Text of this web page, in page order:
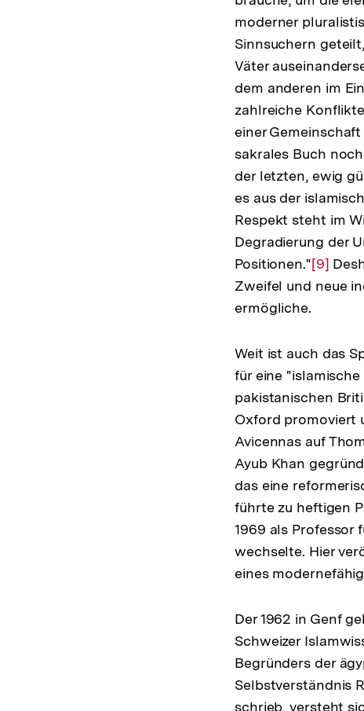
moderner
Sinnsuchern
Väter
dem anderen im
zahlreiche
einer
sakrales Buch
der letzten, ewig
es aus der
Respekt steht im
Degradierung der
Positionen."Zur
[9]
Zweifel und neue
ermögliche.
Weit ist auch das
für eine
pakistanischen
Oxford promoviert
Avicennas auf
Ayub Khan
das eine
führte zu heftigen
1969 als Professor
wechselte. Hier
eines
Der 1962 in Genf
Schweizer
Begründers der
Selbstverständnis
schrieb, versteht